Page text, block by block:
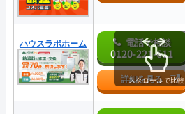
ハウスラボホーム 電話で相談
0120-221-611
詳細を見る
スクロールで比較